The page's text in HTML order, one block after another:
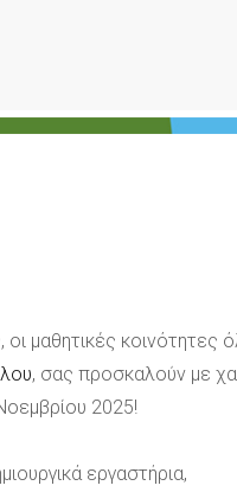
μαθητικές κοινότητες
, σας προσκαλούν με
2025!
εργαστήρια,